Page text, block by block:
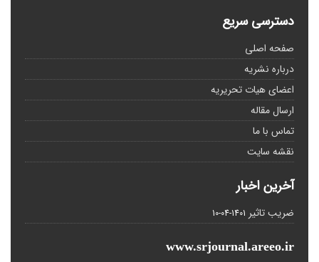
دسترسی سریع
صفحه اصلی
درباره نشریه
اعضای هیات تحریریه
ارسال مقاله
تماس با ما
نقشه سایت
آخرین اخبار
ضریب تاثیر 1401-04-10
www.srjournal.areeo.ir